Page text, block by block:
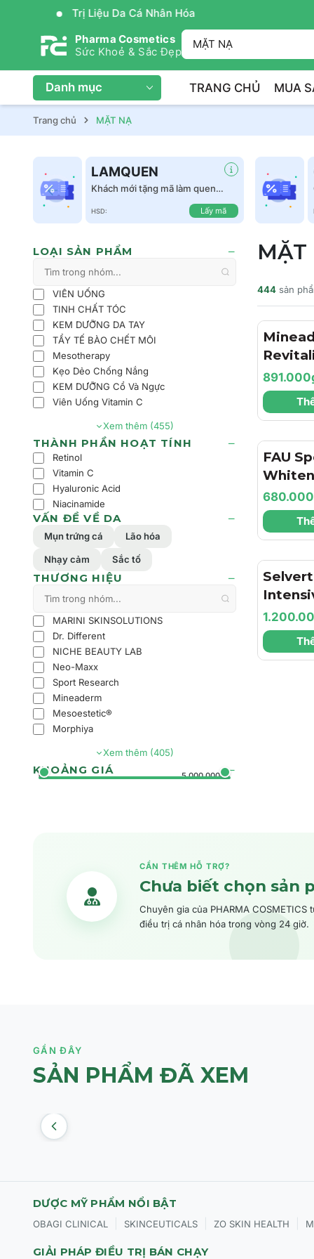
Trị Liệu Da Cá Nhân Hóa
Pharma Cosmetics
Sức Khoẻ & Sắc Đẹp
Danh mục TRANG CHỦ MUA
Trang chủ MẶT NẠ
LAMQUEN
Khách mới tặng mã làm quen
HSD: Lấy mã
LOẠI SẢN PHẨM
VIÊN UỐNG
TINH CHẤT TÓC
KEM DƯỠNG DA TAY
TẨY TẾ BÀO CHẾT MÔI
Mesotherapy
Kẹo Dẻo Chống Nắng
KEM DƯỠNG Cổ Và Ngực
Viên Uống Vitamin C
Xem thêm (455)
THÀNH PHẦN HOẠT TÍNH
Retinol
Vitamin C
Hyaluronic Acid
Niacinamide
VẤN ĐỀ VỀ DA
Mụn trứng cá Lão hóa
Nhạy cảm Sắc tố
THƯƠNG HIỆU
MARINI SKINSOLUTIONS
Dr. Different
NICHE BEAUTY LAB
Neo-Maxx
Sport Research
Mineaderm
Mesoestetic®
Morphiya
Xem thêm (405)
KHOẢNG GIÁ
0đ 5.000.000đ+
MẶT
444 sản
Mask
Nạ Đất
Và
Nhờn
FAU
Mặt Nạ
Sáng,
Đốm
Màng
Mặt
Cân
CẦN THÊM HỖ TRỢ?
Chưa biết chọn sản
Chuyên gia của PHARMA
điều trị cá nhân hóa trong vòng 24 giờ.
GẦN ĐÂY
SẢN PHẨM ĐÃ XEM
DƯỢC MỸ PHẨM NỔI BẬT
OBAGI CLINICAL SKINCEUTICALS ZO SKIN HEALTH
GIẢI PHÁP ĐIỀU TRỊ BÁN CHẠY